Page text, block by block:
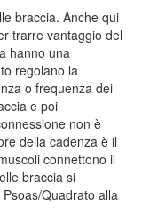
braccia. Anche qui
trarre vantaggio del
hanno una
regolano la
o frequenza dei
e poi
non è
della cadenza è il
connettono il
braccia si
Quadrato alla